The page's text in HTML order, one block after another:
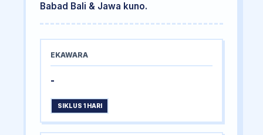
Babad Bali & Jawa kuno.
EKAWARA
-
SIKLUS 1 HARI